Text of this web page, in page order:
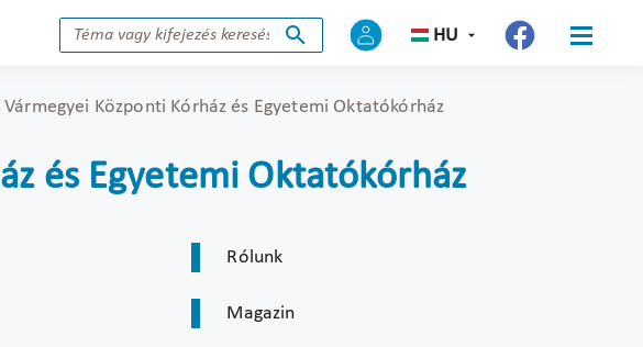
HU
Központi Kórház és Egyetemi Oktatókórház
és Egyetemi Oktatókórház
Rólunk
Magazin